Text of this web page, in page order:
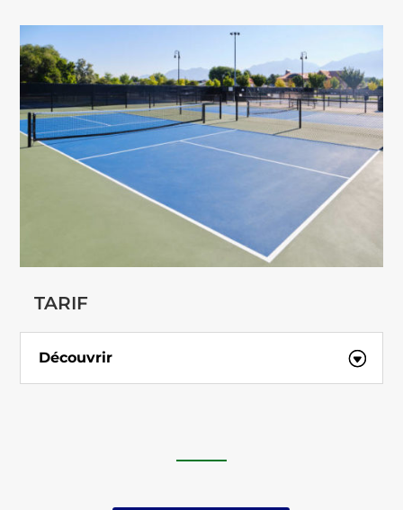
TARIF
Découvrir